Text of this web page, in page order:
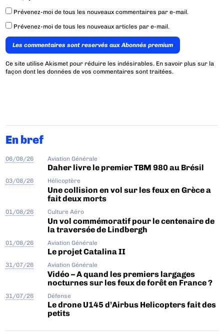
Prévenez-moi de tous les nouveaux commentaires par e-mail.
Prévenez-moi de tous les nouveaux articles par e-mail.
Les commentaires sont reservés aux Abonnés premium
Ce site utilise Akismet pour réduire les indésirables. En savoir plus sur la
façon dont les données de vos commentaires sont traitées.
En bref
06/08/26 Aviation Générale
Daher livre le premier TBM 980 au Brésil
03/08/26 Hélicoptère
Une collision en vol sur les feux en Grèce a
fait deux morts
01/08/26 Culture Aéro
Un vol commémoratif pour le centenaire de
la traversée de Lindbergh
01/08/26 Aviation Générale
Le projet Catalina II
31/07/26 Aviation Générale
Vidéo – A quand les premiers largages
nocturnes sur les feux de forêt en France ?
31/07/26 Défense
Le drone U145 d’Airbus Helicopters fait des
petits